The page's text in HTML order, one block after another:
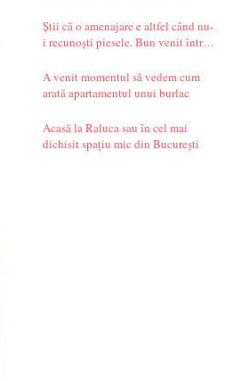
Știi că o amenajare e altfel când nu-
i recunoști piesele. Bun venit într-
A venit momentul să vedem cum
arată apartamentul unui burlac
Acasă la Raluca sau în cel mai
dichisit spațiu mic din București